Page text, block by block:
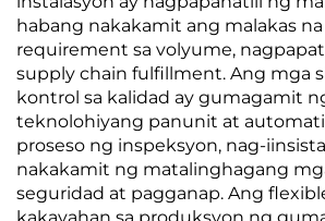
habang nakakamit ang malakas
requirement sa volyume,
supply chain fulfillment. Ang mga
kontrol sa kalidad ay gumagamit
teknolohiyang panunit at
proseso ng inspeksyon, nag-
nakakamit ng matalinghagang
seguridad at pagganap. Ang